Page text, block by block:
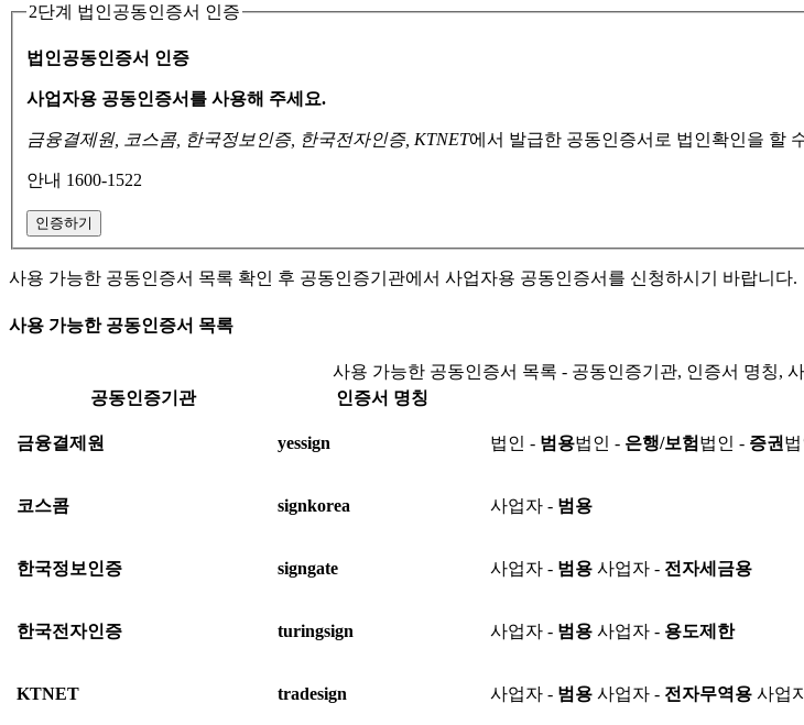
2단계 법인공동인증서 인증
법인공동인증서 인증
사업자용 공동인증서를 사용해 주세요.
금융결제원, 코스콤, 한국정보인증, 한국전자인증, KTNET에서 발급한 공동인증서로 법인확인을 할
안내 1600-1522
인증하기
사용 가능한 공동인증서 목록 확인 후 공동인증기관에서 사업자용 공동인증서를 신청하시기 바랍니다.
사용 가능한 공동인증서 목록
사용 가능한 공동인증서 목록 - 공동인증기관, 인증서 명칭,
공동인증기관
인증서 명칭
금융결제원 yessign 법인 - 범용법인 - 은행/보험 법인 - 증권
코스콤 signkorea 사업자 - 범용
한국정보인증 signgate 사업자 - 범용 사업자 - 전자세금용
한국전자인증 turingsign 사업자 - 범용 사업자 - 용도제한
KTNET tradesign 사업자 - 범용 사업자 - 전자무역용 사업